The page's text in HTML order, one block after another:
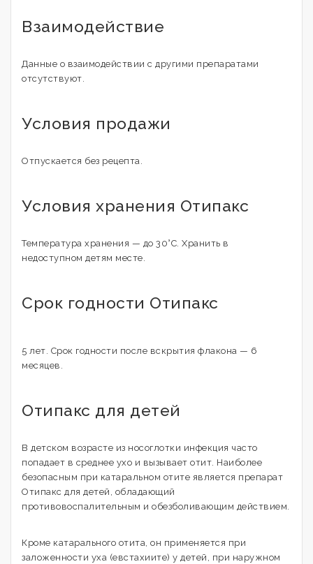
Взаимодействие
Данные о взаимодействии с другими препаратами
отсутствуют.
Условия продажи
Отпускается без рецепта.
Условия хранения Отипакс
Температура хранения — до 30°C. Хранить в
недоступном детям месте.
Срок годности Отипакс
5 лет. Срок годности после вскрытия флакона — 6
месяцев.
Отипакс для детей
В детском возрасте из носоглотки инфекция часто
попадает в среднее ухо и вызывает отит. Наиболее
безопасным при катаральном отите является препарат
Отипакс для детей, обладающий
противовоспалительным и обезболивающим действием.
Кроме катарального отита, он применяется при
заложенности уха (евстахиите) у детей, при наружном